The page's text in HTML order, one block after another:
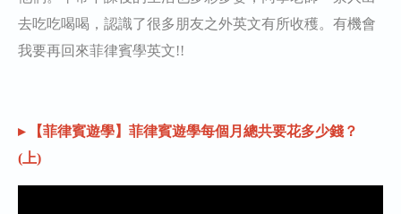
去吃吃喝喝，認識了很多朋友之外英文有所收穫。有機會
我要再回來菲律賓學英文!!
▸ 【菲律賓遊學】菲律賓遊學每個月總共要花多少錢？
(上)